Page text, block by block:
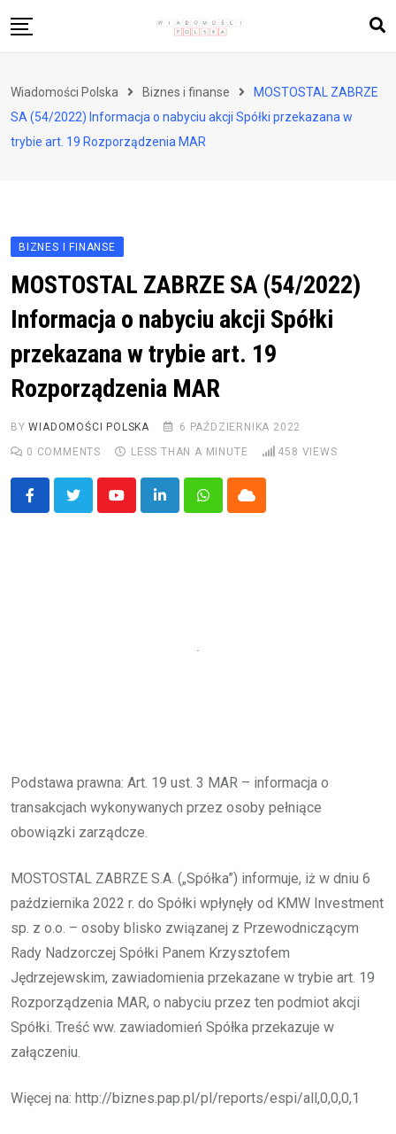
to
Zdrowie i styl życia
Polityka i społeczeństwo
Wiadomości Polska Biznes i finanse
MOSTOSTAL ZABRZE
SA (54/2022) Informacja o nabyciu akcji Spółki przekazana w
trybie art. 19 Rozporządzenia MAR
BIZNES I FINANSE
MOSTOSTAL ZABRZE SA (54/2022)
Informacja o nabyciu akcji Spółki
przekazana w trybie art. 19
Rozporządzenia MAR
BYWIADOMOŚCI POLSKA
6 PAŹDZIERNIKA 2022
0 COMMENTS LESS THAN A MINUTE 458 VIEWS
YoutubeLinkedInWhatsappCloud
Podstawa prawna: Art. 19 ust. 3 MAR – informacja o
transakcjach wykonywanych przez osoby pełniące
obowiązki zarządcze.
MOSTOSTAL ZABRZE S.A. („Spółka”) informuje, iż w dniu 6
października 2022 r. do Spółki wpłynęły od KMW Investment
sp. z o.o. – osoby blisko związanej z Przewodniczącym
Rady Nadzorczej Spółki Panem Krzysztofem
Jędrzejewskim, zawiadomienia przekazane w trybie art. 19
Rozporządzenia MAR, o nabyciu przez ten podmiot akcji
Spółki. Treść ww. zawiadomień Spółka przekazuje w
załączeniu.
Więcej na: http://biznes.pap.pl/pl/reports/espi/all,0,0,0,1